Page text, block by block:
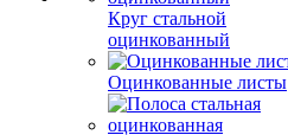
Круг стальной
оцинкованный
Оцинкованные листы